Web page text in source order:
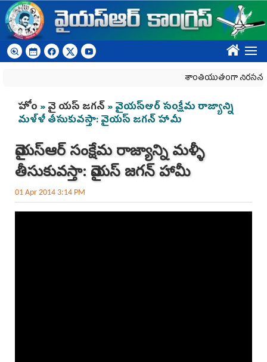
Skip to main content
????
శాంతియుతంగా నిరసన
You are here
హోం »వై యస్ జగన్» వైయస్ఆర్ సంక్షేమ రాజ్యాన్ని
మళ్ళీ తీసుకువస్తా: వైయస్ జగన్ హామీ
వైయస్ఆర్ సంక్షేమ రాజ్యాన్ని మళ్ళీ
తీసుకువస్తా: వైయస్ జగన్ హామీ
01 Apr 2014 3:14 PM